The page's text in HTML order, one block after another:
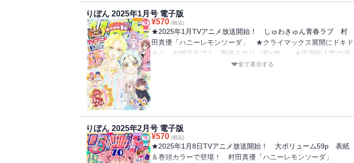
コミカライズ！ こきち 監修：VOISING「いれいすハウスへ
ようこそ！～個性バラバラな歌い手が一緒に住むことになった件
～」 ★TVアニメ放映中！ 限定復活れんさい 佐和田米「ア
クロトリップ」 ★大ボリューム164p！ 注目ルーキーの新作
を一挙5作掲載！ 別冊ふろく「りぼんmini」
りぼん 2025年1月号 電子版
¥570 (税込)
★2025年1月TVアニメ放送開始！ しゅわきゅん青春ラブ 村
田真優「ハニーレモンソーダ」 ★クライマックス展開にドキド
キ！ AI婚活ラブ！ 黒崎みのり「初×婚」 ★圧倒的人気の溺
愛ファンタジー！ 朝香のりこ 原案：＊あいら＊「絶世の悪女
人気の歌い手集団をコミカライズ！ こきち 監修：
VOISING「いれいすハウスへようこそ！～個性バラバラな歌い
手が一緒に住むことになった件～」 ★TVアニメ放送中！ 限
定復活れんさい 佐和田米「アクロトリップ」
全て表示する
りぼん 2025年2月号 電子版
¥570 (税込)
★2025年1月8日TVアニメ放送開始！ 大ボリューム59p 表紙
＆巻頭カラーで登場！ 村田真優「ハニーレモンソーダ」